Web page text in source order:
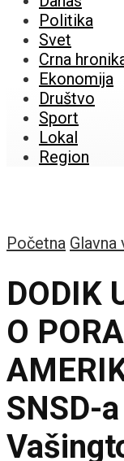
Politika
Svet
Crna
Ekonomija
Društvo
Sport
Lokal
Region
Početna Glavna
DODIK
O
SNSD-